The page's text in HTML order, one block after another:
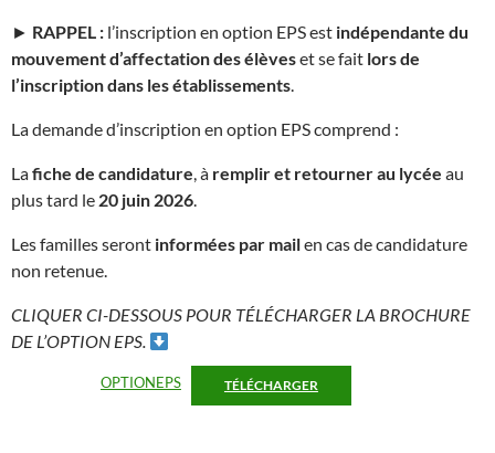
► RAPPEL : l’inscription en option EPS est indépendante du
mouvement d’affectation des élèveset se fait lors de
l’inscription dans les établissements.
La demande d’inscription en option EPS comprend :
Lafiche de candidature, à remplir et retourner au lycée au
plus tard le 20 juin 2026.
Les familles seront informées par mailen cas de candidature
non retenue.
CLIQUER CI-DESSOUS POUR TÉLÉCHARGER LA BROCHURE
DE L’OPTION EPS.
OPTIONEPS TÉLÉCHARGER